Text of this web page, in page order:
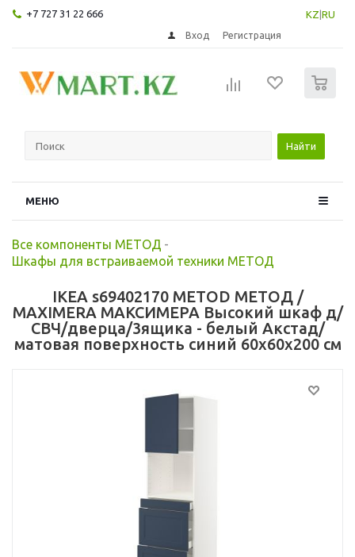
+7 727 31 22 666 KZ RU
Вход Регистрация
Найти
МЕНЮ
Все компоненты МЕТОД -
Шкафы для встраиваемой техники МЕТОД
IKEA s69402170 METOD МЕТОД /
MAXIMERA МАКСИМЕРА Высокий шкаф д/
СВЧ/дверца/3ящика - белый Акстад/
матовая поверхность синий 60x60x200 см